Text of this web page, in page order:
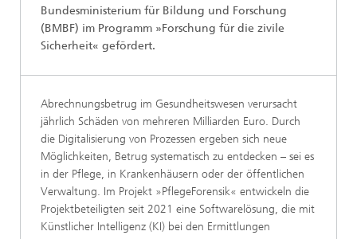
Bundesministerium für Bildung und Forschung
(BMBF) im Programm »Forschung für die zivile
Sicherheit« gefördert.
Abrechnungsbetrug im Gesundheitswesen verursacht
jährlich Schäden von mehreren Milliarden Euro. Durch
die Digitalisierung von Prozessen ergeben sich neue
Möglichkeiten, Betrug systematisch zu entdecken – sei es
in der Pflege, in Krankenhäusern oder der öffentlichen
Verwaltung. Im Projekt »PflegeForensik« entwickeln die
Projektbeteiligten seit 2021 eine Softwarelösung, die mit
Künstlicher Intelligenz (KI) bei den Ermittlungen